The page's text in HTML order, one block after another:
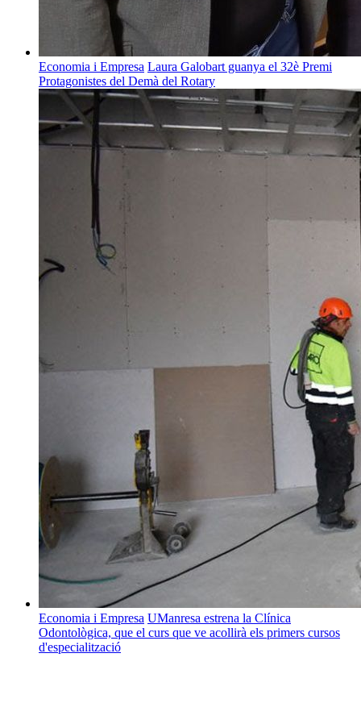
Economia i Empresa Laura Galobart guanya el 32è Premi
Protagonistes del Demà del Rotary
Economia i Empresa UManresa estrena la Clínica
Odontològica, que el curs que ve acollirà els primers cursos
d'especialització